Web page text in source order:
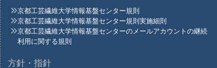
京都工芸繊維大学情報基盤センター規則
京都工芸繊維大学情報基盤センター規則実施細則
京都工芸繊維大学情報基盤センターのメールアカウントの継続
利用に関する規則
方針・指針